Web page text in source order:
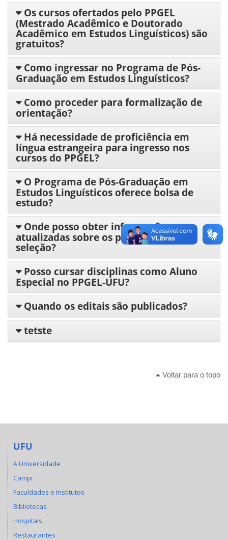
Os cursos ofertados pelo PPGEL
(Mestrado Acadêmico e Doutorado
Acadêmico em Estudos Linguísticos) são
gratuitos?
Como ingressar no Programa de Pós-
Graduação em Estudos Linguísticos?
Como proceder para formalização de
orientação?
Há necessidade de proficiência em
língua estrangeira para ingresso nos
cursos do PPGEL?
O Programa de Pós-Graduação em
Estudos Linguísticos oferece bolsa de
estudo?
Onde posso obter informações
atualizadas sobre os processos de
seleção?
Posso cursar disciplinas como Aluno
Especial no PPGEL-UFU?
Quando os editais são publicados?
tetste
Voltar para o topo
UFU
A Universidade
Campi
Faculdades e Institutos
Bibliotecas
Hospitais
Restaurantes